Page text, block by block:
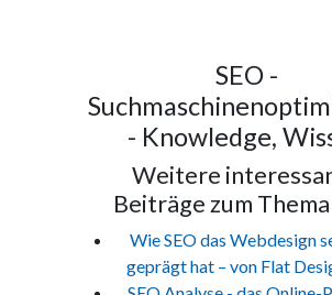
SEO -
- Knowledge,
Weitere
Beiträge zum Thema
Wie SEO das Webdesign
geprägt hat – von Flat